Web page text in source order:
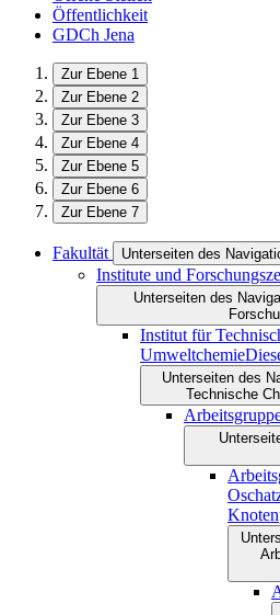
Öffentlichkeit
GDCh Jena
Zur Ebene 1
Zur Ebene 2
Zur Ebene 3
Zur Ebene 4
Zur Ebene 5
Zur Ebene 6
Zur Ebene 7
Fakultät Unterseiten des
Institute und
Unterseiten des
Institut für
Umweltchemie
Unterseiten des
Technische